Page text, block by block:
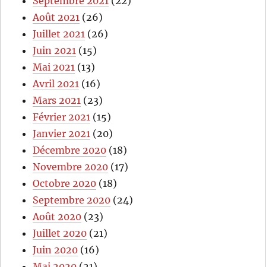
Août 2021 (26)
Juillet 2021 (26)
Juin 2021 (15)
Mai 2021 (13)
Avril 2021 (16)
Mars 2021 (23)
Février 2021 (15)
Janvier 2021 (20)
Décembre 2020 (18)
Novembre 2020 (17)
Octobre 2020 (18)
Septembre 2020 (24)
Août 2020 (23)
Juillet 2020 (21)
Juin 2020 (16)